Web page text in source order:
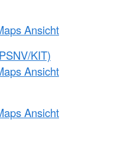
Ansicht
KIT)
Ansicht
Ansicht